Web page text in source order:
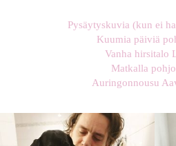
Pysäytyskuvia (kun ei
Kuumia päiviä
Vanha hirsitalo
Matkalla
Auringonnousu
stellaharasek